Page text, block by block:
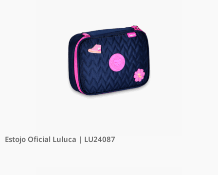
Estojo Oficial Luluca | LU24087